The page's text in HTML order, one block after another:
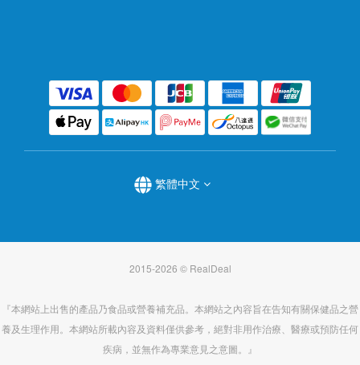
繁體中文
2015-2026 © RealDeal
『本網站上出售的產品乃食品或營養補充品。本網站之內容旨在告知有關保健品之營
養及生理作用。本網站所載內容及資料僅供參考，絕對非用作治療、醫療或預防任何
疾病，並無作為專業意見之意圖。』